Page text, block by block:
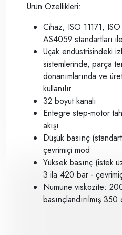
Ürün Özellikleri:
Cihaz; ISO 11171,
AS4059 standartları
Uçak endüstrisindeki
sistemlerinde, parça
donanımlarında ve
kullanılır.
32 boyut kanalı
Entegre step-motor
akışı
Düşük basınç
çevrimiçi mod
Yüksek basınç (istek
3 ila 420 bar -
Numune viskozite:
basınçlandırılmış